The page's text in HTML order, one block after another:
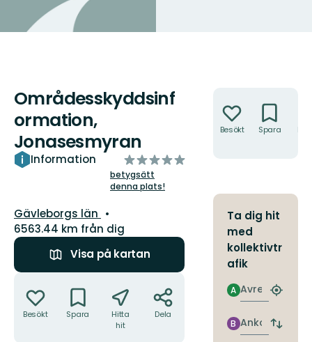
Områdesskyddsinf
ormation,
Jonasesmyran
Information
av
5
stjärnor
betygsätt
denna plats!
Län:
Gävleborgs län
6563.44 km från dig
Visa på kartan
Besökt Spara
Hitta
hit
Dela
Besökt Spara
Ta dig hit
med
kollektivtr
afik
Avresa
A
Hitta
Ankomst
B
Byt